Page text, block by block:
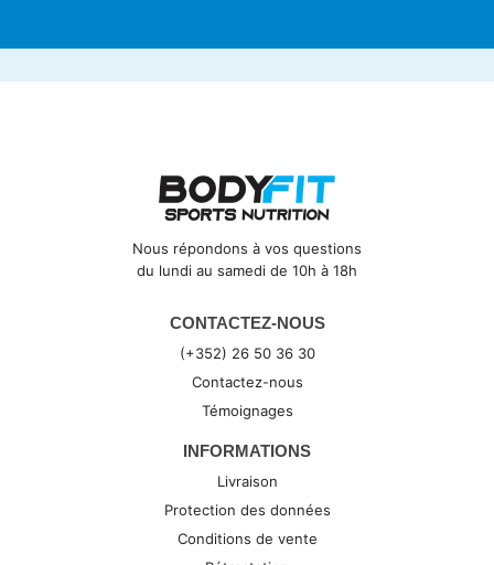
Nous répondons à vos questions
du lundi au samedi de 10h à 18h
CONTACTEZ-NOUS
(+352) 26 50 36 30
Contactez-nous
Témoignages
INFORMATIONS
Livraison
Protection des données
Conditions de vente